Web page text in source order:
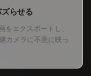
らせる
をエクスポートし、
カメラに不意に映っ